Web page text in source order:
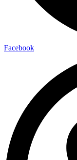
Facebook